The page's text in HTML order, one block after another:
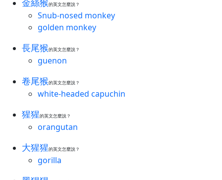
金絲猴的英文怎麼說？
Snub-nosed monkey
golden monkey
長尾猴的英文怎麼說？
guenon
卷尾猴的英文怎麼說？
white-headed capuchin
猩猩的英文怎麼說？
orangutan
大猩猩的英文怎麼說？
gorilla